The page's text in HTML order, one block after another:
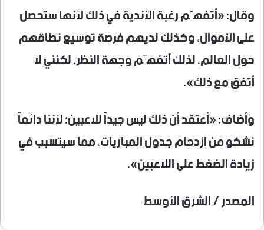
وقال: «أتفهّم رغبة الأندية في ذلك لأنها ستحصل
على الأموال، وكذلك لديهم فرصة توسيع نطاقهم
حول العالم، لذلك أتفهّم وجهة النظر، لكنني لا
أتفق مع ذلك».
وأضاف: «أعتقد أن ذلك ليس جيداً للاعبين؛ لأننا دائماً
نشكو من ازدحام جدول المباريات، مما سيتسبب في
زيادة الضغط على اللاعبين».
المصدر / الشرق الأوسط